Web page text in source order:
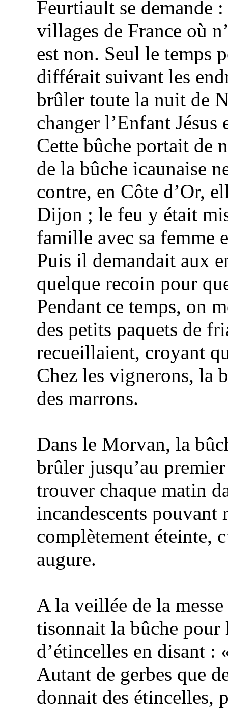
Feurtiault se demande
villages de France où
est non. Seul le temps
différait suivant les
brûler toute la nuit de
changer l’Enfant
Cette bûche portait de
de la bûche icaunaise
contre, en Côte d’Or,
Dijon ; le feu y était
famille avec sa femme
Puis il demandait aux
quelque recoin pour
Pendant ce temps, on
des petits paquets de
recueillaient, croyant
Chez les vignerons, la
des marrons.
Dans le Morvan, la
brûler jusqu’au
trouver chaque matin
incandescents
complètement éteinte,
augure.
A la veillée de la
tisonnait la bûche
d’étincelles en disant :
Autant de gerbes que
donnait des étincelles,